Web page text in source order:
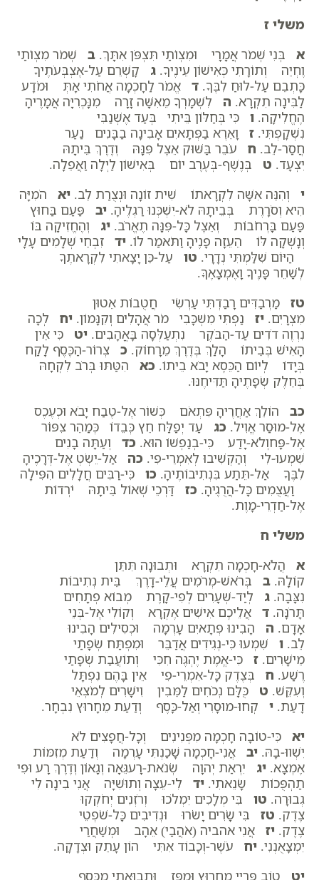
משלי ז
א בְּנִי שְׁמֹר אֲמָרָי וּמִצְו‍ֹתַי תִּצְפֹּן אִתָּךְ. ב שְׁמֹר מִצְו‍ֹתַי
וֶחְיֵה וְתוֹרָתִי כְּאִישׁוֹן עֵינֶיךָ. ג קָשְׁרֵם עַל-אֶצְבְּעֹתֶיךָ
כָּתְבֵם עַל-לוּחַ לִבֶּךָ. ד אֱמֹר לַחָכְמָה אֲחֹתִי אָתְּ וּמֹדָע
לַבִּינָה תִקְרָא. ה לִשְׁמָרְךָ מֵאִשָּׁה זָרָה מִנָּכְרִיָּה אֲמָרֶיהָ
הֶחֱלִיקָה. ו כִּי בְּחַלּוֹן בֵּיתִי בְּעַד אֶשְׁנַבִּי
נִשְׁקָפְתִּי. ז וָאֵרֶא בַפְּתָאיִם אָבִינָה בַבָּנִים נַעַר
חֲסַר-לֵב. ח עֹבֵר בַּשּׁוּק אֵצֶל פִּנָּהּ וְדֶרֶךְ בֵּיתָהּ
יִצְעָד. ט בְּנֶשֶׁף-בְּעֶרֶב יוֹם בְּאִישׁוֹן לַיְלָה וַאֲפֵלָה.
י וְהִנֵּה אִשָּׁה לִקְרָאתוֹ שִׁית זוֹנָה וּנְצֻרַת לֵב. יא הֹמִיָּה
הִיא וְסֹרָרֶת בְּבֵיתָהּ לֹא-יִשְׁכְּנוּ רַגְלֶיהָ. יב פַּעַם בַּחוּץ
פַּעַם בָּרְחֹבוֹת וְאֵצֶל כָּל-פִּנָּה תֶאֱרֹב. יג וְהֶחֱזִיקָה בּוֹ
וְנָשְׁקָה לּוֹ הֵעֵזָה פָנֶיהָ וַתֹּאמַר לוֹ. יד זִבְחֵי שְׁלָמִים עָלָי
הַיּוֹם שִׁלַּמְתִּי נְדָרָי. טו עַל-כֵּן יָצָאתִי לִקְרָאתֶךָ
לְשַׁחֵר פָּנֶיךָ וָאֶמְצָאֶךָּ.
טז מַרְבַדִּים רָבַדְתִּי עַרְשִׂי חֲטֻבוֹת אֵטוּן
מִצְרָיִם. יז נַפְתִּי מִשְׁכָּבִי מֹר אֲהָלִים וְקִנָּמוֹן. יח לְכָה
נִרְוֶה דֹדִים עַד-הַבֹּקֶר נִתְעַלְּסָה בָּאֳהָבִים. יט כִּי אֵין
הָאִישׁ בְּבֵיתוֹ הָלַךְ בְּדֶרֶךְ מֵרָחוֹק. כ צְרוֹר-הַכֶּסֶף לָקַח
בְּיָדוֹ לְיוֹם הַכֵּסֶא יָבֹא בֵיתוֹ. כא הִטַּתּוּ בְּרֹב לִקְחָהּ
בְּחֵלֶק שְׂפָתֶיהָ תַּדִּיחֶנּוּ.
כב הוֹלֵךְ אַחֲרֶיהָ פִּתְאֹם כְּשׁוֹר אֶל-טֶבַח יָבֹא וּכְעֶכֶס
אֶל-מוּסַר אֱוִיל. כג עַד יְפַלַּח חֵץ כְּבֵדוֹ כְּמַהֵר צִפּוֹר
אֶל-פָּחוְלֹא-יָדַע כִּי-בְנַפְשׁוֹ הוּא. כד וְעַתָּה בָנִים
שִׁמְעוּ-לִי וְהַקְשִׁיבוּ לְאִמְרֵי-פִי. כה אַל-יֵשְׂטְ אֶל-דְּרָכֶיהָ
לִבֶּךָ אַל-תֵּתַע בִּנְתִיבוֹתֶיהָ. כו כִּי-רַבִּים חֲלָלִים הִפִּילָה
וַעֲצֻמִים כָּל-הֲרֻגֶיהָ. כז דַּרְכֵי שְׁאוֹל בֵּיתָהּ יֹרְדוֹת
אֶל-חַדְרֵי-מָוֶת.
משלי ח
א הֲלֹא-חָכְמָה תִקְרָא וּתְבוּנָה תִּתֵּן
קוֹלָהּ. ב בְּרֹאשׁ-מְרֹמִים עֲלֵי-דָרֶךְ בֵּית נְתִיבוֹת
נִצָּבָה. ג לְיַד-שְׁעָרִים לְפִי-קָרֶת מְבוֹא פְתָחִים
תָּרֹנָּה. ד אֲלֵיכֶם אִישִׁים אֶקְרָא וְקוֹלִי אֶל-בְּנֵי
אָדָם. ה הָבִינוּ פְתָאיִם עָרְמָה וּכְסִילִים הָבִינוּ
לֵב. ו שִׁמְעוּ כִּי-נְגִידִים אֲדַבֵּר וּמִפְתַּח שְׂפָתַי
מֵישָׁרִים. ז כִּי-אֱמֶת יֶהְגֶּה חִכִּי וְתוֹעֲבַת שְׂפָתַי
רֶשַׁע. ח בְּצֶדֶק כָּל-אִמְרֵי-פִי אֵין בָּהֶם נִפְתָּל
וְעִקֵּשׁ. ט כֻּלָּם נְכֹחִים לַמֵּבִין וִישָׁרִים לְמֹצְאֵי
דָעַת. י קְחוּ-מוּסָרִי וְאַל-כָּסֶף וְדַעַת מֵחָרוּץ נִבְחָר.
יא כִּי-טוֹבָה חָכְמָה מִפְּנִינִים וְכָל-חֲפָצִים לֹא
יִשְׁווּ-בָהּ. יב אֲנִי-חָכְמָה שָׁכַנְתִּי עָרְמָה וְדַעַת מְזִמּוֹת
אֶמְצָא. יג יִרְאַת יְהוָה שְׂנֹאת-רָעגֵּאָה וְגָאוֹן וְדֶרֶךְ רָע וּפִי
תַהְפֻּכוֹת שָׂנֵאתִי. יד לִי-עֵצָה וְתוּשִׁיָּה אֲנִי בִינָה לִי
גְבוּרָה. טו בִּי מְלָכִים יִמְלֹכוּ וְרֹזְנִים יְחֹקְקוּ
צֶדֶק. טז בִּי שָׂרִים יָשֹׂרוּ וּנְדִיבִים כָּל-שֹׁפְטֵי
צֶדֶק. יז אֲנִי אהביה (אֹהֲבַי) אֵהָב וּמְשַׁחֲרַי
יִמְצָאֻנְנִי. יח עֹשֶׁר-וְכָבוֹד אִתִּי הוֹן עָתֵק וּצְדָקָה.
יט טוֹב פִּרְיִי מֵחָרוּץ וּמִפָּז וּתְבוּאָתִי מִכֶּסֶף